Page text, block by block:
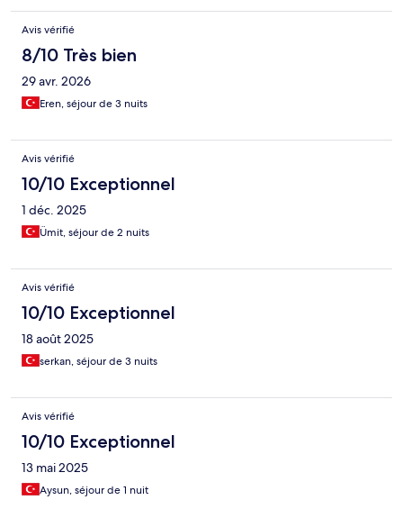
Avis vérifié
8/10 Très bien
29 avr. 2026
Eren, séjour de 3 nuits
Avis vérifié
10/10 Exceptionnel
1 déc. 2025
Ümit, séjour de 2 nuits
Avis vérifié
10/10 Exceptionnel
18 août 2025
serkan, séjour de 3 nuits
Avis vérifié
10/10 Exceptionnel
13 mai 2025
Aysun, séjour de 1 nuit